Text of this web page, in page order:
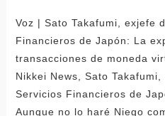
Voz | Sato Takafumi, exjefe
Financieros de Japón: La
transacciones de moneda
Nikkei News, Sato
Servicios Financieros de
Aunque no lo haré Niego